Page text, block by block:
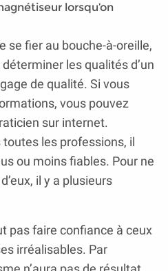
lorsqu’on
se fier au bouche-à-oreille,
les qualités d’un
de qualité. Si vous
vous pouvez
sur internet.
les professions, il
ou moins fiables. Pour ne
il y a plusieurs
pas faire confiance à ceux
irréalisables. Par